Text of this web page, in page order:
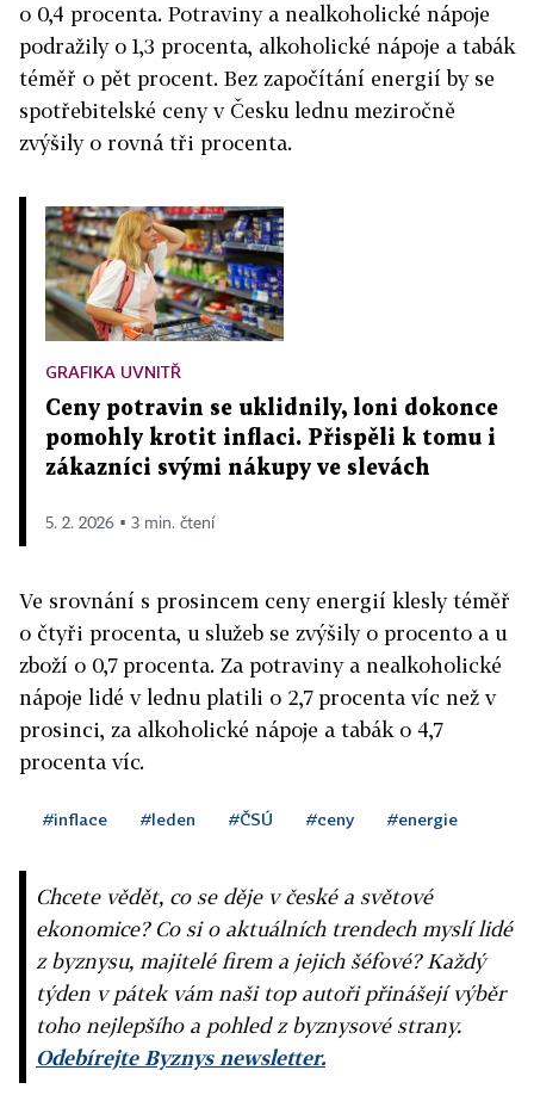
o 0,4 procenta. Potraviny a nealkoholické nápoje
podražily o 1,3 procenta, alkoholické nápoje a tabák
téměř o pět procent. Bez započítání energií by se
spotřebitelské ceny v Česku lednu meziročně
zvýšily o rovná tři procenta.
GRAFIKA UVNITŘ
Ceny potravin se uklidnily, loni dokonce
pomohly krotit inflaci. Přispěli k tomu i
zákazníci svými nákupy ve slevách
5. 2. 2026 ▪ 3 min. čtení
Ve srovnání s prosincem ceny energií klesly téměř
o čtyři procenta, u služeb se zvýšily o procento a u
zboží o 0,7 procenta. Za potraviny a nealkoholické
nápoje lidé v lednu platili o 2,7 procenta víc než v
prosinci, za alkoholické nápoje a tabák o 4,7
procenta víc.
#inflace #leden #ČSÚ #ceny #energie
Chcete vědět, co se děje v české a světové
ekonomice? Co si o aktuálních trendech myslí lidé
z byznysu, majitelé firem a jejich šéfové? Každý
týden v pátek vám naši top autoři přinášejí výběr
toho nejlepšího a pohled z byznysové strany.
Odebírejte Byznys newsletter.